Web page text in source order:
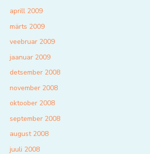
aprill 2009
märts 2009
veebruar 2009
jaanuar 2009
detsember 2008
november 2008
oktoober 2008
september 2008
august 2008
juuli 2008